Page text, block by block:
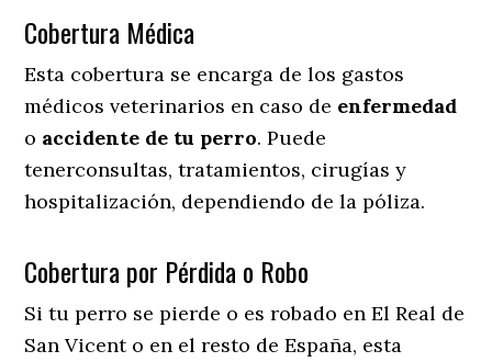
Cobertura Médica
Esta cobertura se encarga de los gastos
médicos veterinarios en caso de enfermedad
o accidente de tu perro. Puede
tenerconsultas, tratamientos, cirugías y
hospitalización, dependiendo de la póliza.
Cobertura por Pérdida o Robo
Si tu perro se pierde o es robado en El Real de
San Vicent o en el resto de España, esta